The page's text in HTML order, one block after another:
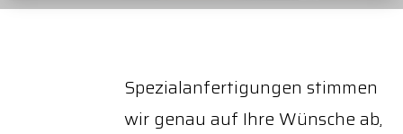
Spezialanfertigungen stimmen
wir genau auf Ihre Wünsche ab,